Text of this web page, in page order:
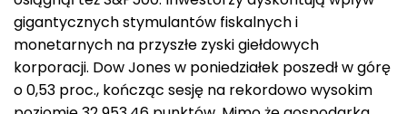
gigantycznych stymulantów fiskalnych i
monetarnych na przyszłe zyski giełdowych
korporacji. Dow Jones w poniedziałek poszedł w górę
o 0,53 proc., kończąc sesję na rekordowo wysokim